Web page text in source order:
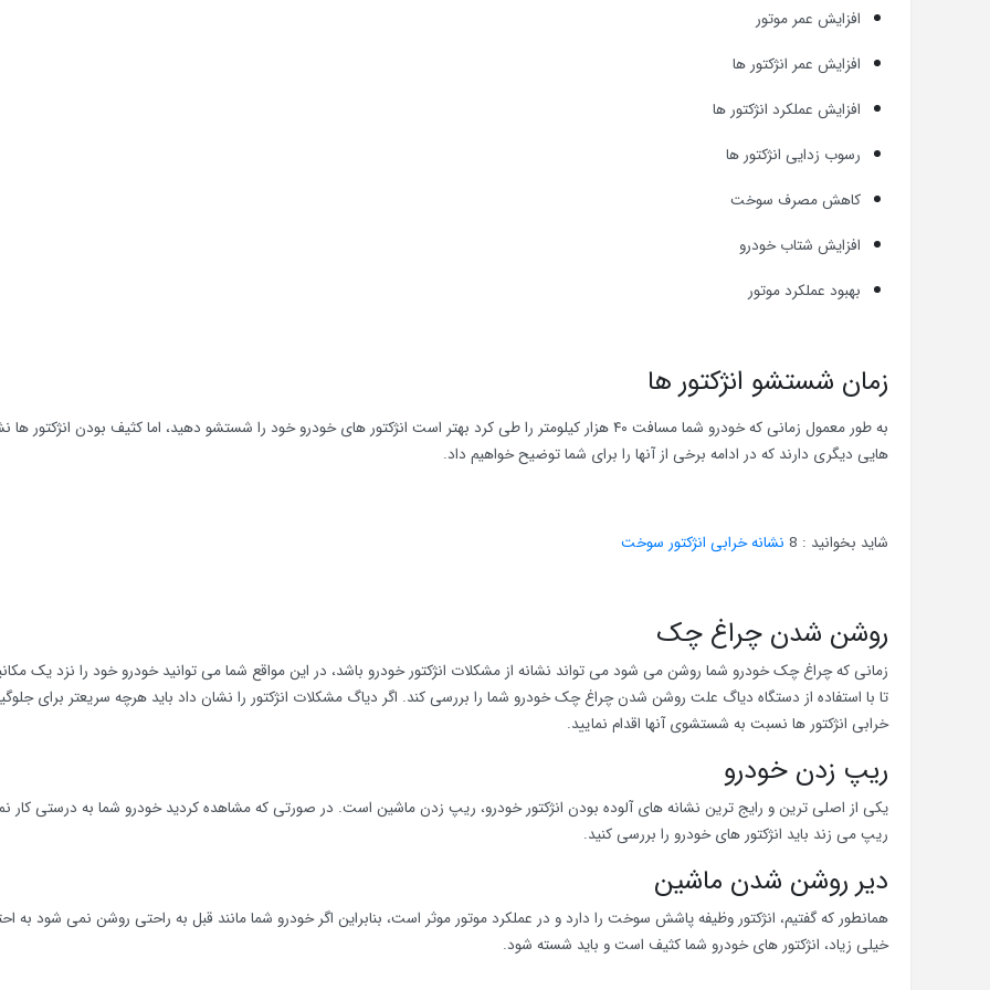
افزایش عمر موتور
افزایش عمر انژکتور ها
افزایش عملکرد انژکتور ها
رسوب زدایی انژکتور ها
کاهش مصرف سوخت
افزایش شتاب خودرو
بهبود عملکرد موتور
زمان شستشو انژکتور ها
به طور معمول زمانی که خودرو شما مسافت ۴۰ هزار کیلومتر را طی کرد بهتر است انژکتور های خودرو خود را شستشو دهید، اما کثیف بودن انژکتور ها
هایی دیگری دارند که در ادامه برخی از آنها را برای شما توضیح خواهیم داد.
شاید بخوانید : 8 نشانه خرابی انژکتور سوخت
روشن شدن چراغ چک
زمانی که چراغ چک خودرو شما روشن می شود می تواند نشانه از مشکلات انژکتور خودرو باشد، در این مواقع شما می توانید خودرو خود را نزد یک
تا با استفاده از دستگاه دیاگ علت روشن شدن چراغ چک خودرو شما را بررسی کند. اگر دیاگ مشکلات انژکتور را نشان داد باید هرچه سریعتر برای
خرابی انژکتور ها نسبت به شستشوی آنها اقدام نمایید.
ریپ زدن خودرو
یکی از اصلی ترین و رایج ترین نشانه های آلوده بودن انژکتور خودرو، ریپ زدن ماشین است. در صورتی که مشاهده کردید خودرو شما به درستی کار
ریپ می زند باید انژکتور های خودرو را بررسی کنید.
دیر روشن شدن ماشین
همانطور که گفتیم، انژکتور وظیفه پاشش سوخت را دارد و در عملکرد موتور موثر است، بنابراین اگر خودرو شما مانند قبل به راحتی روشن نمی شود به
خیلی زیاد، انژکتور های خودرو شما کثیف است و باید شسته شود.